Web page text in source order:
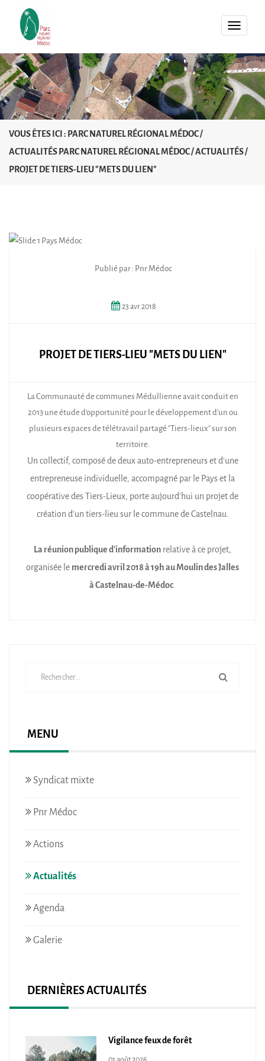
MENU
VOUS ÊTES ICI : PARC NATUREL RÉGIONAL MÉDOC/
ACTUALITÉS PARC NATUREL RÉGIONAL MÉDOC/ACTUALITÉS/
PROJET DE TIERS-LIEU "METS DU LIEN"
Publié par : Pnr Médoc
23avr2018
PROJET DE TIERS-LIEU "METS DU LIEN"
La Communauté de communes Médullienne avait conduit en
2013 une étude d'opportunité pour le développement d'un ou
plusieurs espaces de télétravail partagé "Tiers-lieux" sur son
territoire.
Un collectif, composé de deux auto-entrepreneurs et d'une
entrepreneuse individuelle, accompagné par le Pays et la
coopérative des Tiers-Lieux, porte aujourd'hui un projet de
création d'un tiers-lieu sur le commune de Castelnau.
La réunion publique d'information relative à ce projet,
organisée le mercredi avril 2018 à 19h au Moulin des Jalles
à Castelnau-de-Médoc.
MENU
Syndicat mixte
Pnr Médoc
Actions
Actualités
Agenda
Galerie
DERNIÈRES ACTUALITÉS
Vigilance feux de forêt